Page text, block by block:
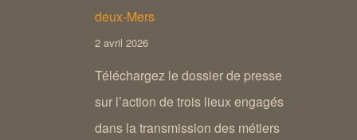
deux-Mers
2 avril 2026
Téléchargez le dossier de presse
sur l’action de trois lieux engagés
dans la transmission des métiers